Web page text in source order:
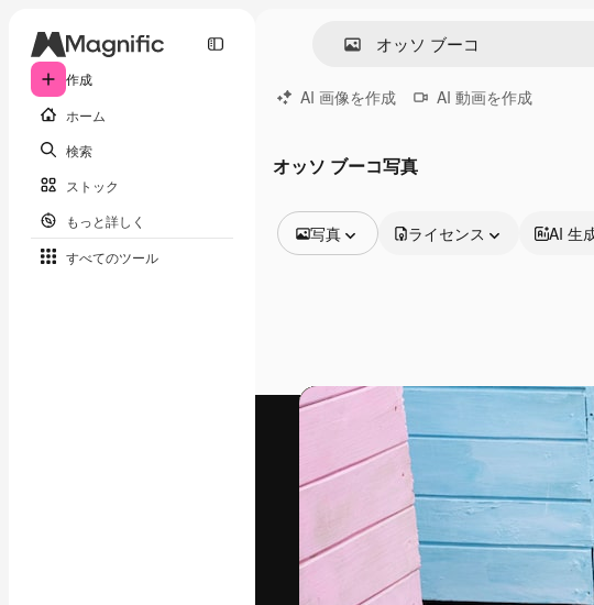
作成
ホーム
検索
ストック
もっと詳しく
すべてのツール
AI 画像を作成 AI 動画を作成
オッソ ブーコ写真
写真
動画
映像素材
モーショングラフィックス
動画テンプレート
アイコン
3D モデル
ライセンス AI 生
最高のクリエイティブ制作を
ットフォーム。クリエイター
店、スタジオを含む100万人
います。